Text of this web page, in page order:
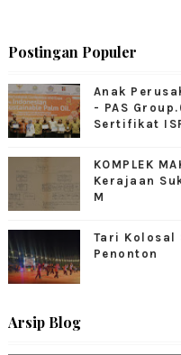
Postingan Populer
Anak
- PAS
Sertifikat
KOMPLEK
Kerajaan
M
Tari Kolosal
Penonton
Arsip Blog